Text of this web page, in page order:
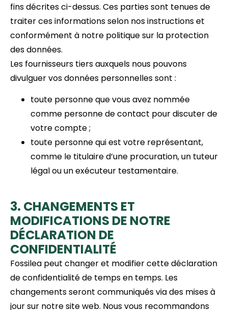
fins décrites ci-dessus. Ces parties sont tenues de
traiter ces informations selon nos instructions et
conformément à notre politique sur la protection
des données.
Les fournisseurs tiers auxquels nous pouvons
divulguer vos données personnelles sont :
toute personne que vous avez nommée
comme personne de contact pour discuter de
votre compte ;
toute personne qui est votre représentant,
comme le titulaire d’une procuration, un tuteur
légal ou un exécuteur testamentaire.
3. CHANGEMENTS ET
MODIFICATIONS DE NOTRE
DÉCLARATION DE
CONFIDENTIALITÉ
Fossilea peut changer et modifier cette déclaration
de confidentialité de temps en temps. Les
changements seront communiqués via des mises à
jour sur notre site web. Nous vous recommandons